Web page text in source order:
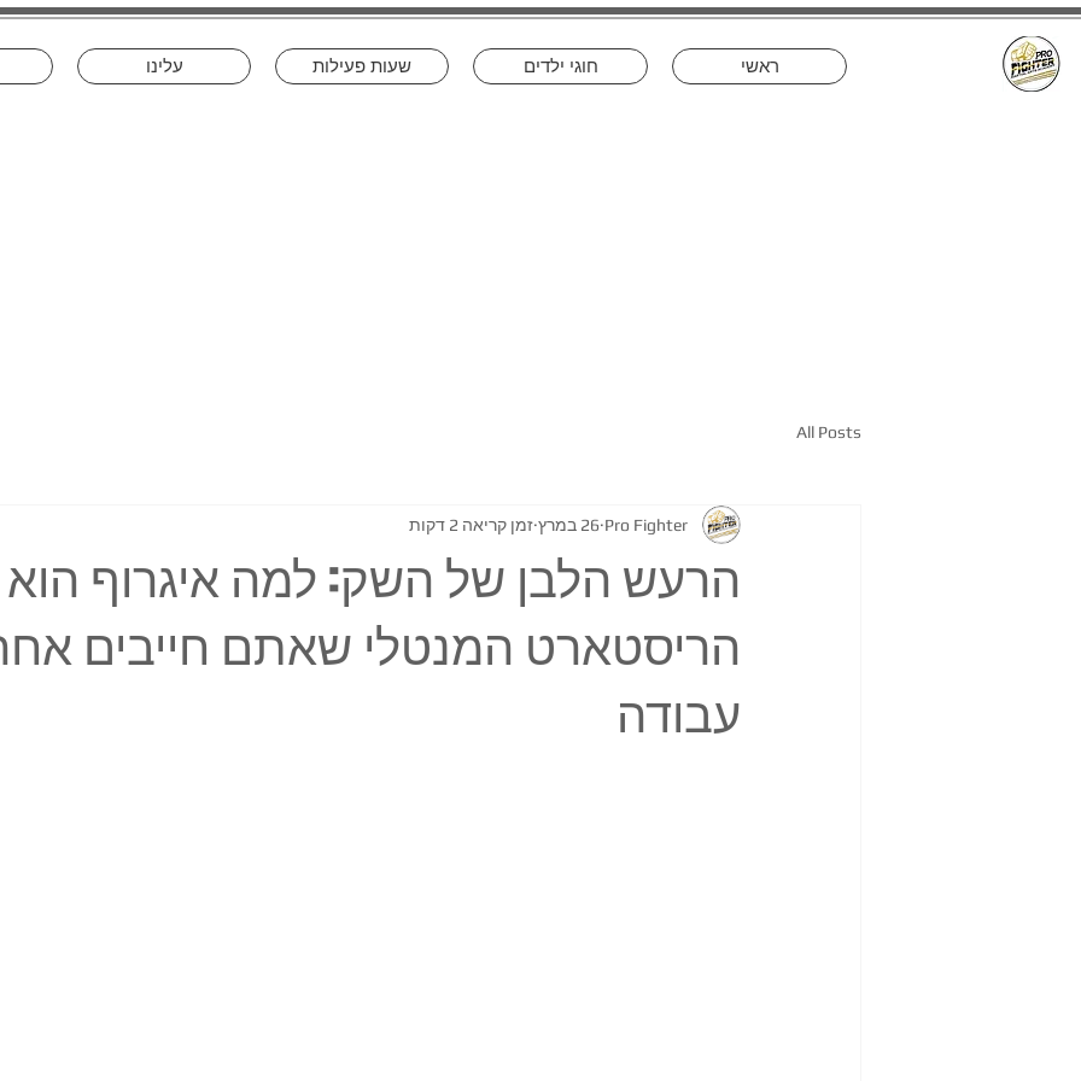
ראשי חוגי ילדים שעות פעילות עלינו
All Posts
הרעש הלבן של השק: למה איגרוף הוא
הריסטארט המנטלי שאתם חייבים
עבודה
Pro Fighter 26 במרץ זמן קריאה 2 דקות